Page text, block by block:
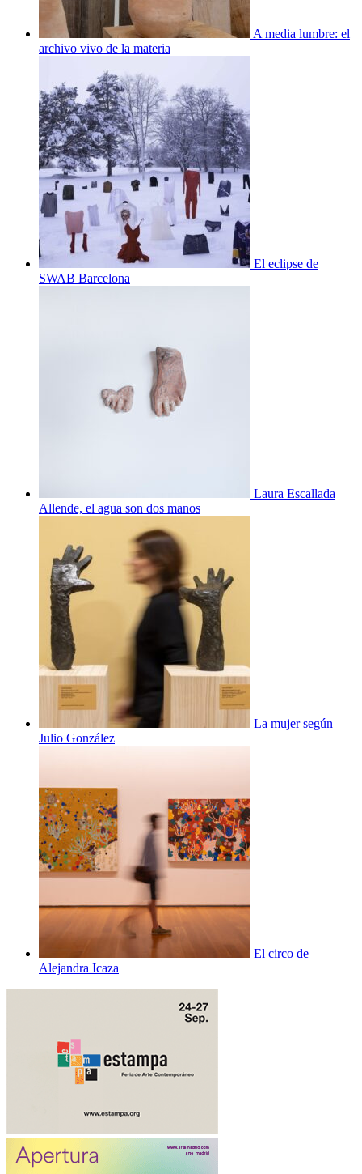
A media lumbre: el
archivo vivo de la materia
El eclipse de
SWAB Barcelona
Laura Escallada
Allende, el agua son dos manos
La mujer según
Julio González
El circo de
Alejandra Icaza